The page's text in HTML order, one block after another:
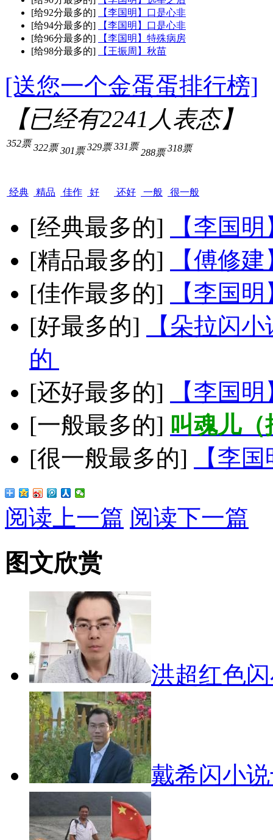
[给92分最多的]
【李国明】口是心非
[给94分最多的]
【李国明】口是心非
[给96分最多的]
【李国明】特殊病房
[给98分最多的]
【王振周】秋苗
[送您一个金蛋蛋排行榜]
【已经有2241 人表态】
352票
经典
322票
精品
301票
佳作
329票
好
331票
还好
288票
一般
318票
很一般
[经典最多的]
【李国
[精品最多的]
【傅修
[佳作最多的]
【李国
[好最多的]
【朵拉闪
的
[还好最多的]
【李国
[一般最多的] 叫魂儿
[很一般最多的]
【李
阅读上一篇 阅读下一篇
图文欣赏
洪超红色
戴希闪小